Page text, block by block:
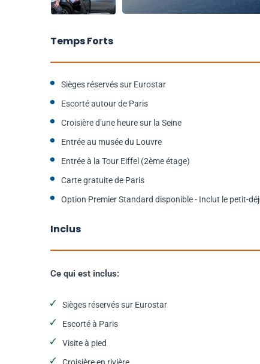
Temps Forts
Sièges réservés sur Eurostar
Escorté autour de Paris
Croisière d'une heure sur la Seine
Entrée au musée du Louvre
Entrée à la Tour Eiffel (2ème étage)
Carte gratuite de Paris
Option Premier Standard disponible - Inclut le petit-
Inclus
Ce qui est inclus:
Sièges réservés sur Eurostar
Escorté à Paris
Visite à pied